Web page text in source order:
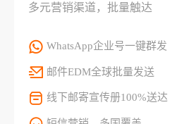
多元营销渠道，批量触达
WhatsApp企业号一键群发
邮件EDM全球批量发送
线下邮寄宣传册100%送达